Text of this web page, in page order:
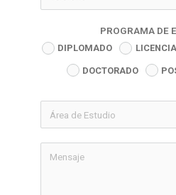
PROGRAMA DE
DIPLOMADO
DOCTORADO